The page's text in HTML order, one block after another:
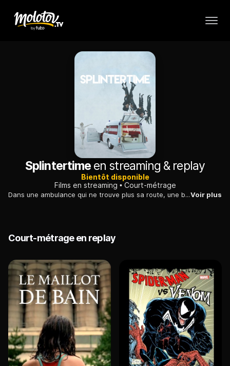
Splintertime en streaming & replay
Bientôt disponible
Films en streaming
Court-métrage
Dans une ambulance qui ne trouve plus sa route, une bande d'esprits somnole.Voir plus
Court-métrage en replay